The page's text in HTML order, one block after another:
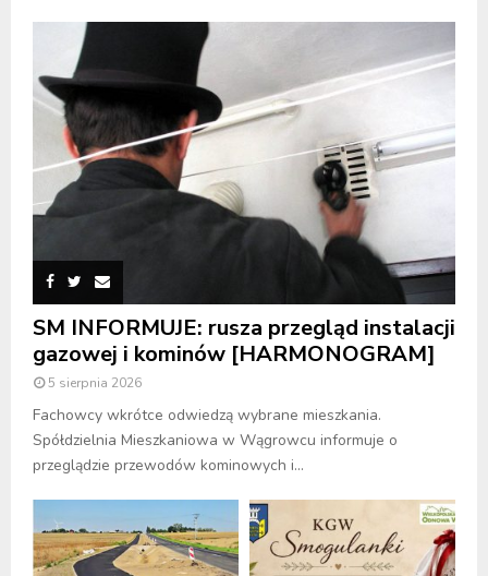
SM INFORMUJE: rusza przegląd instalacji
gazowej i kominów [HARMONOGRAM]
5 sierpnia 2026
Fachowcy wkrótce odwiedzą wybrane mieszkania.
Spółdzielnia Mieszkaniowa w Wągrowcu informuje o
przeglądzie przewodów kominowych i...